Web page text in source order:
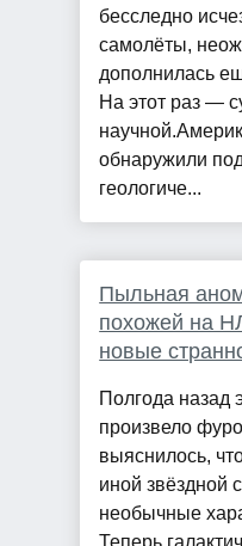
бесследно
самолёты,
дополнилась
На этот раз —
обнаружили
геологиче...
Пыльная
похожей на
новые
Полгода назад
произвело
выяснилось,
иной звёздной
необычные